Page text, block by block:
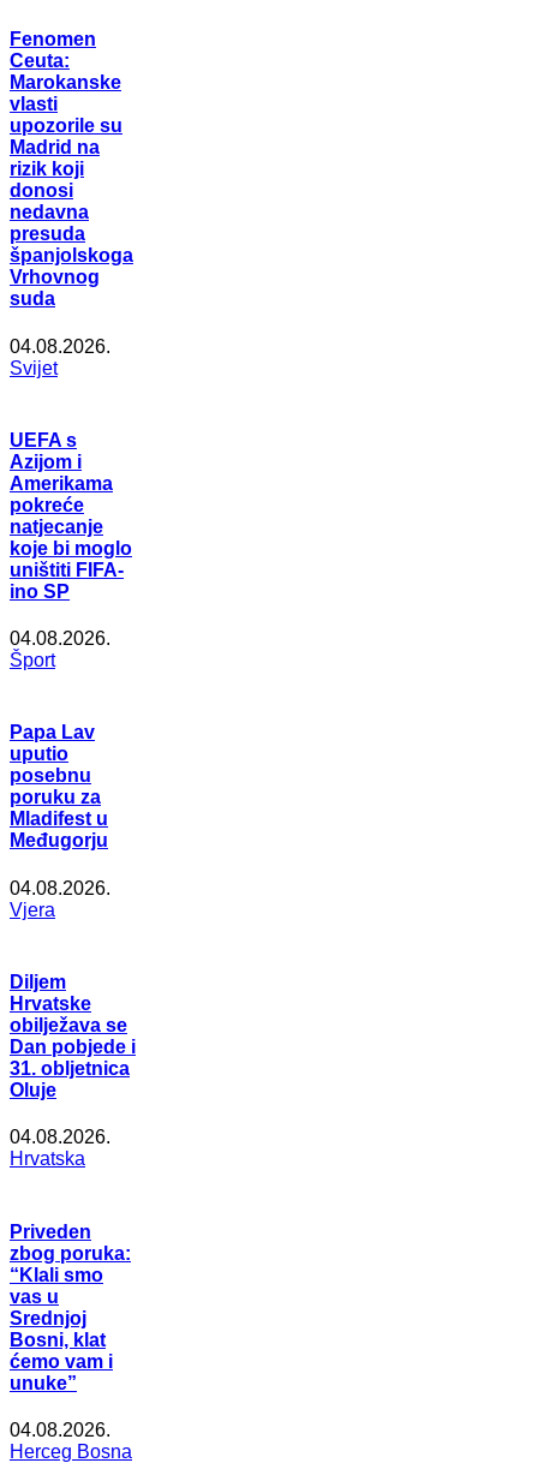
Fenomen
Ceuta:
Marokanske
vlasti
upozorile su
Madrid na
rizik koji
donosi
nedavna
presuda
španjolskoga
Vrhovnog
suda
04.08.2026.
Svijet
UEFA s
Azijom i
Amerikama
pokreće
natjecanje
koje bi moglo
uništiti FIFA-
ino SP
04.08.2026.
Šport
Papa Lav
uputio
posebnu
poruku za
Mladifest u
Međugorju
04.08.2026.
Vjera
Diljem
Hrvatske
obilježava se
Dan pobjede i
31. obljetnica
Oluje
04.08.2026.
Hrvatska
Priveden
zbog poruka:
“Klali smo
vas u
Srednjoj
Bosni, klat
ćemo vam i
unuke”
04.08.2026.
Herceg Bosna